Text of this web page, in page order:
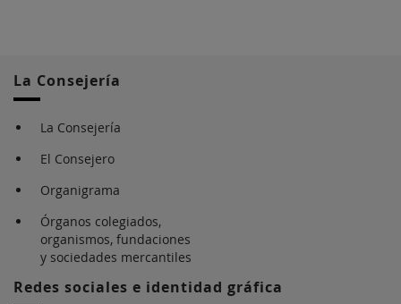
La Consejería
La Consejería
El Consejero
Organigrama
Órganos colegiados,
organismos, fundaciones
y sociedades mercantiles
Redes sociales e identidad gráfica